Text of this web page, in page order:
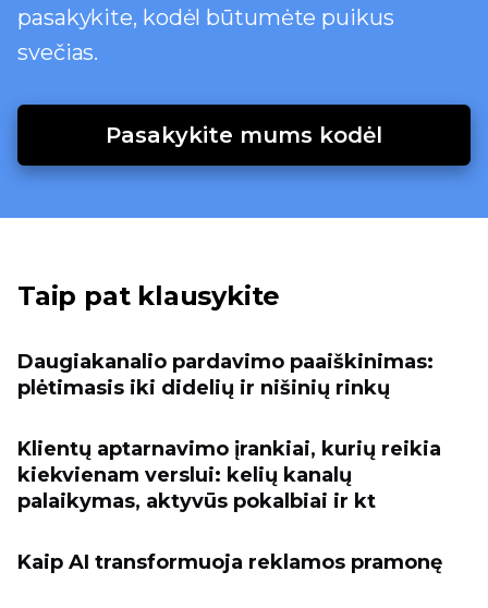
pasakykite, kodėl būtumėte puikus
svečias.
Pasakykite mums kodėl
Taip pat klausykite
Daugiakanalio pardavimo paaiškinimas:
plėtimasis iki didelių ir nišinių rinkų
Klientų aptarnavimo įrankiai, kurių reikia
kiekvienam verslui: kelių kanalų
palaikymas, aktyvūs pokalbiai ir kt
Kaip AI transformuoja reklamos pramonę